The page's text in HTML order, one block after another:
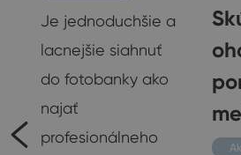
Je jednoduchšie a
lacnejšie siahnuť
do fotobanky ako
najať
profesionálneho